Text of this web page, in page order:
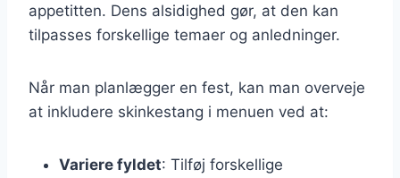
appetitten. Dens alsidighed gør, at den kan
tilpasses forskellige temaer og anledninger.
Når man planlægger en fest, kan man overveje
at inkludere skinkestang i menuen ved at:
Variere fyldet: Tilføj forskellige